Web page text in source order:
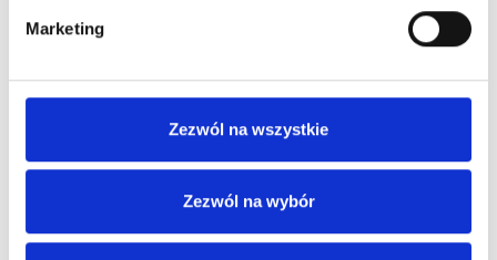
Marketing
Zezwól na wszystkie
Zezwól na wybór
Darmowa dostawa
Dostępne stacjonarnie:
Wybierz rozmiar, aby sprawdzić dostępność w sklepach.